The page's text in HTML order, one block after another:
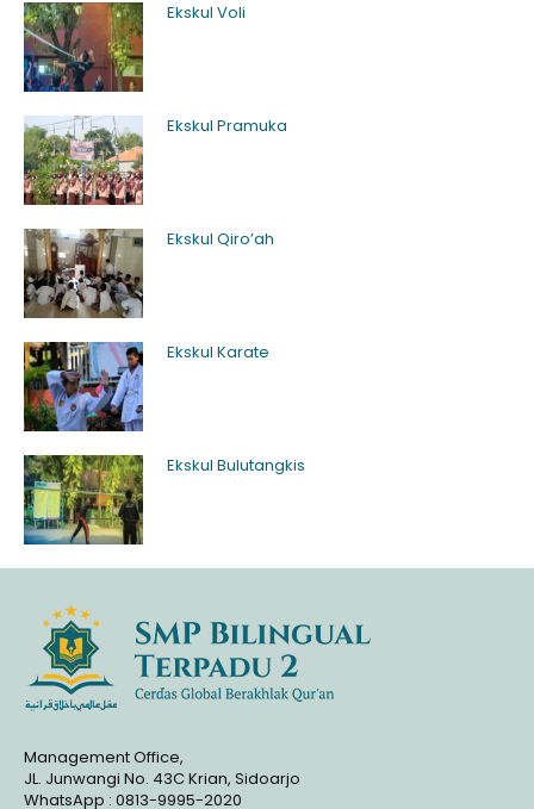
Ekskul Voli
Ekskul Pramuka
Ekskul Qiro’ah
Ekskul Karate
Ekskul Bulutangkis
Management Office,
JL. Junwangi No. 43C Krian, Sidoarjo
WhatsApp : 0813-9995-2020